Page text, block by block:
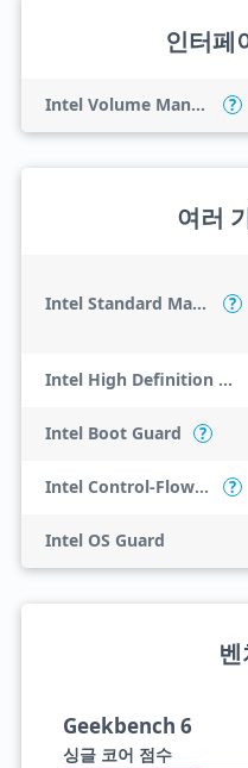
인터페
Intel Volume Management Device (VMD) ?
여러
Intel Standard Manageability (ISM) ?
Intel High Definition Audio
Intel Boot Guard ?
Intel Control-Flow Enforcement Technology ?
Intel OS Guard
Geekbench 6
싱글 코어 점수